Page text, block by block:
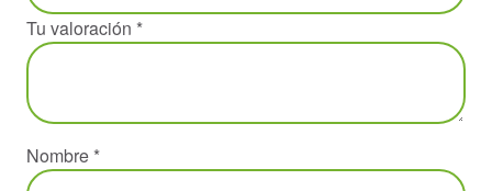
Tu valoración *
Nombre *